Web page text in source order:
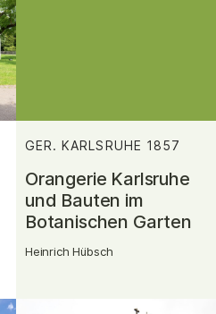
GER. KARLSRUHE 1857
Orangerie Karlsruhe
und Bauten im
Botanischen Garten
Heinrich Hübsch